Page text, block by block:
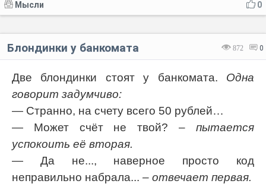
0
Мысли
872 0
Блондинки у банкомата
Две блондинки стоят у банкомата. Одна
говорит задумчиво:
— Странно, на счету всего 50 рублей…
— Может счёт не твой? – пытается
успокоить её вторая.
— Да не..., наверное просто код
неправильно набрала... – отвечает первая.